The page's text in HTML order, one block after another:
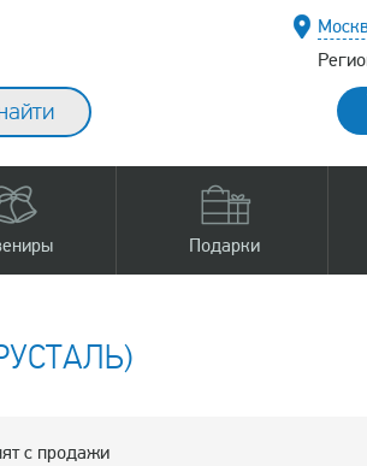
Подарки
с продажи